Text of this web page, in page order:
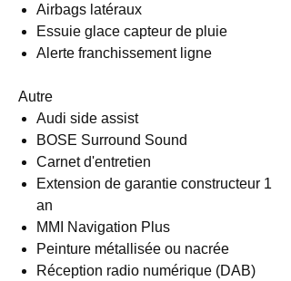
Airbags latéraux
Essuie glace capteur de pluie
Alerte franchissement ligne
Autre
Audi side assist
BOSE Surround Sound
Carnet d'entretien
Extension de garantie constructeur 1
an
MMI Navigation Plus
Peinture métallisée ou nacrée
Réception radio numérique (DAB)